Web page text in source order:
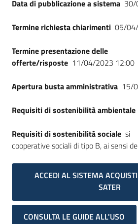
Data di pubblicazione a sistema
Termine richiesta chiarimenti 05/
Termine presentazione delle
offerte/risposte 11/04/2023 12:00
Apertura busta amministrativa 15/
Requisiti di sostenibilità ambientale
Requisiti di sostenibilità sociale si
cooperative sociali di tipo B, ai sensi
ACCEDI AL SISTEMA
SATER
CONSULTA LE GUIDE ALL'USO